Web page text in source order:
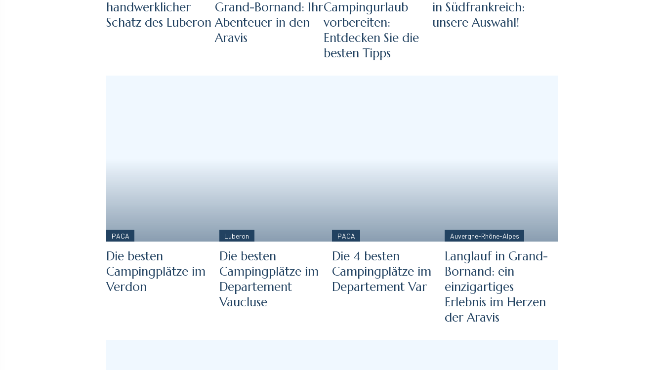
handwerklicher
Schatz des Luberon
Grand-Bornand: Ihr
Abenteuer in den
Aravis
Campingurlaub
vorbereiten:
Entdecken Sie die
besten Tipps
in Südfrankreich:
unsere Auswahl!
PACA
Die besten
Campingplätze im
Verdon
Luberon
Die besten
Campingplätze im
Departement
Vaucluse
PACA
Die 4 besten
Campingplätze im
Departement Var
Auvergne-Rhône-Alpes
Langlauf in Grand-
Bornand: ein
einzigartiges
Erlebnis im Herzen
der Aravis